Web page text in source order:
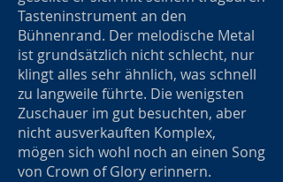
Tasteninstrument an den
Bühnenrand. Der melodische Metal
ist grundsätzlich nicht schlecht, nur
klingt alles sehr ähnlich, was schnell
zu langweile führte. Die wenigsten
Zuschauer im gut besuchten, aber
nicht ausverkauften Komplex,
mögen sich wohl noch an einen Song
von Crown of Glory erinnern.